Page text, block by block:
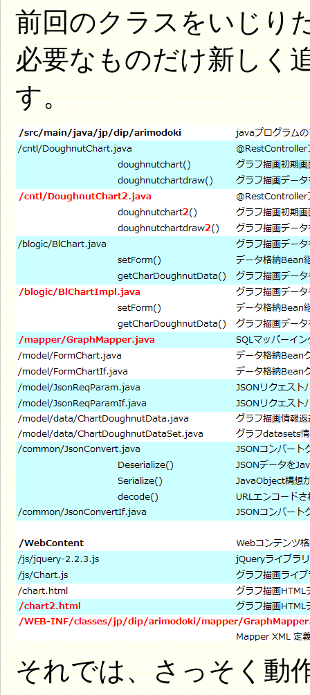
前回のクラスをいじり
必要なものだけ新しく
す。
それでは、さっそく動